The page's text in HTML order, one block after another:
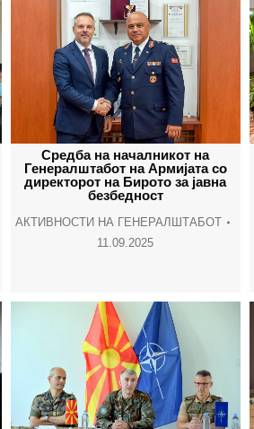
Средба на началникот на
Генералштабот на Армијата со
директорот на Бирото за јавна
безбедност
АКТИВНОСТИ НА ГЕНЕРАЛШТАБОТ
11.09.2025